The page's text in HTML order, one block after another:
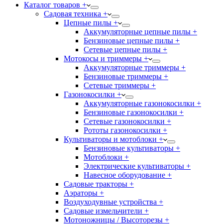
Каталог товаров +
Садовая техника +
Цепные пилы +
Аккумуляторные цепные пилы +
Бензиновые цепные пилы +
Сетевые цепные пилы +
Мотокосы и триммеры +
Аккумуляторные триммеры +
Бензиновые триммеры +
Сетевые триммеры +
Газонокосилки +
Аккумуляторные газонокосилки +
Бензиновые газонокосилки +
Сетевые газонокосилки +
Рототы газонокосилки +
Культиваторы и мотоблоки +
Бензиновые культиваторы +
Мотоблоки +
Электрические культиваторы +
Навесное оборудование +
Садовые тракторы +
Аэраторы +
Воздуходувные устройства +
Садовые измельчители +
Мотоножницы / Высоторезы +